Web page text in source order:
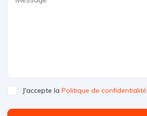
J'accepte la Politique de confidentialité